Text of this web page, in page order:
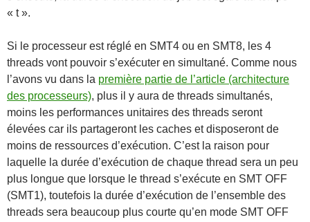
« t ».
Si le processeur est réglé en SMT4 ou en SMT8, les 4
threads vont pouvoir s’exécuter en simultané. Comme nous
l’avons vu dans la première partie de l’article (architecture
des processeurs), plus il y aura de threads simultanés,
moins les performances unitaires des threads seront
élevées car ils partageront les caches et disposeront de
moins de ressources d’exécution. C’est la raison pour
laquelle la durée d’exécution de chaque thread sera un peu
plus longue que lorsque le thread s’exécute en SMT OFF
(SMT1), toutefois la durée d’exécution de l’ensemble des
threads sera beaucoup plus courte qu’en mode SMT OFF